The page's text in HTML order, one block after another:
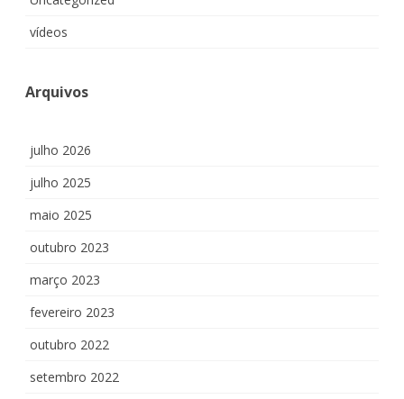
vídeos
Arquivos
julho 2026
julho 2025
maio 2025
outubro 2023
março 2023
fevereiro 2023
outubro 2022
setembro 2022